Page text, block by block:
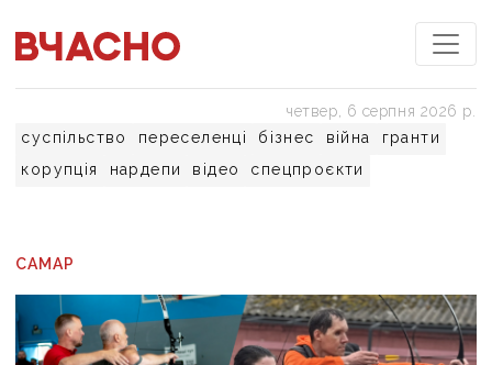
суспільство переселенці бізнес війна
гранти
корупція
нардепи відео спецпроєкти
четвер, 6 серпня 2026 р.
САМАР